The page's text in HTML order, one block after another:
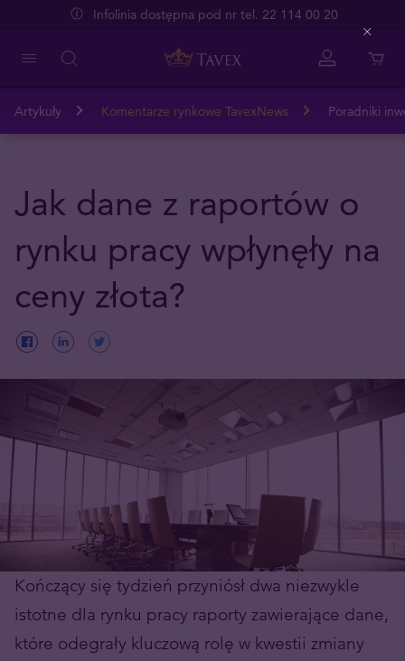
Infolinia dostępna pod nr tel. 22 114 00 20
Artykuły Komentarze rynkowe TavexNews Poradniki
Jak dane z raportów o
rynku pracy wpłynęły na
ceny złota?
Kończący się tydzień przyniósł dwa niezwykle
istotne dla rynku pracy raporty zawierające dane,
które odegrały kluczową rolę w kwestii zmiany
Close